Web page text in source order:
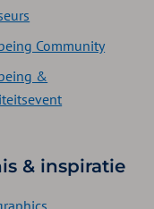
Community
&
& inspiratie